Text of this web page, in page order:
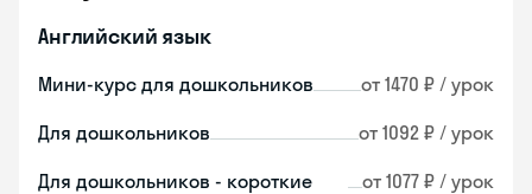
Английский язык
Мини-курс для дошкольников от 1470 ₽ / урок
Для дошкольников от 1092 ₽ / урок
Для дошкольников - короткие
от 1077 ₽ / урок